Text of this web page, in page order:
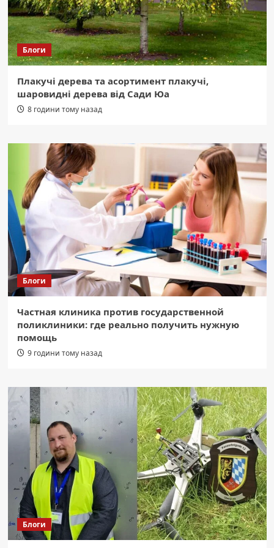
Блоги
Плакучі дерева та асортимент плакучі,
шаровидні дерева від Сади Юа
8 години тому назад
Блоги
Частная клиника против государственной
поликлиники: где реально получить нужную
помощь
9 години тому назад
Блоги